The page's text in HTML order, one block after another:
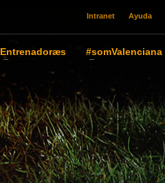
Intranet Ayuda
Entrenadoræs #somValenciana